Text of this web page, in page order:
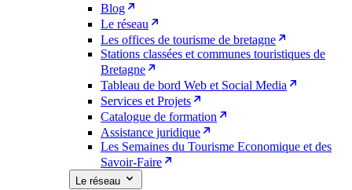
Blog
Le réseau
Les offices de tourisme de bretagne
Stations classées et communes touristiques de
Bretagne
Tableau de bord Web et Social Media
Services et Projets
Catalogue de formation
Assistance juridique
Les Semaines du Tourisme Economique et des
Savoir-Faire
Le réseau